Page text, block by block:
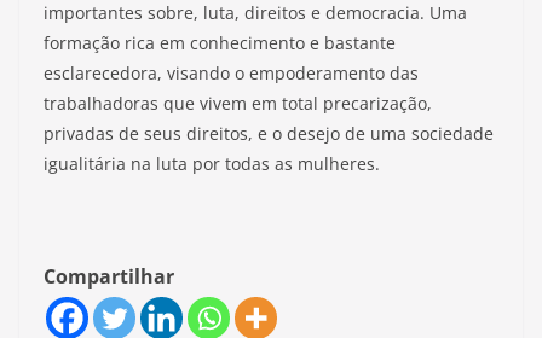
importantes sobre, luta, direitos e democracia. Uma
formação rica em conhecimento e bastante
esclarecedora, visando o empoderamento das
trabalhadoras que vivem em total precarização,
privadas de seus direitos, e o desejo de uma sociedade
igualitária na luta por todas as mulheres.
Compartilhar